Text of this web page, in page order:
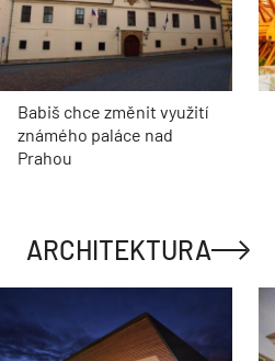
Babiš chce změnit využití
známého paláce nad
Prahou
ARCHITEKTURA